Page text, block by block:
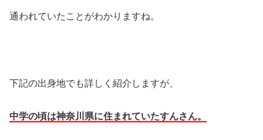
通われていたことがわかりますね。
下記の出身地でも詳しく紹介しますが、
中学の頃は神奈川県に住まれていたすんさん。